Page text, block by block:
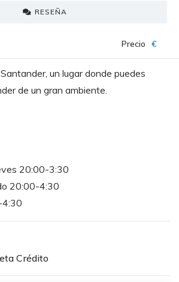
RESEÑA
Precio €
un lugar donde puedes
de un gran ambiente.
20:00-3:30
20:00-4:30
4:30
Crédito